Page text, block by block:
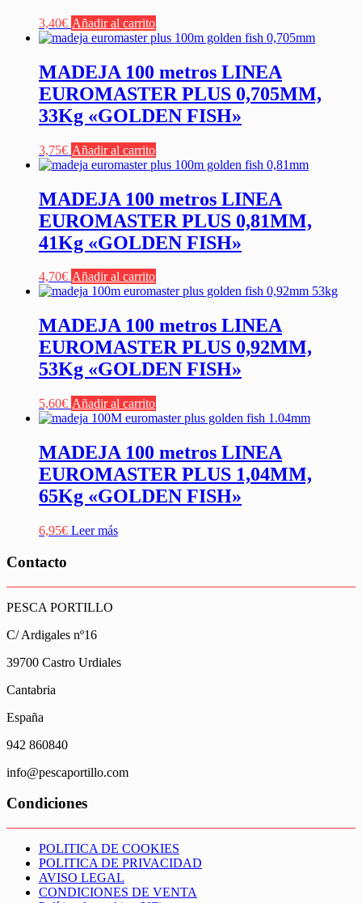
3,40€ Añadir al carrito
MADEJA 100 metros LINEA
EUROMASTER PLUS 0,705MM,
33Kg «GOLDEN FISH»
3,75€ Añadir al carrito
MADEJA 100 metros LINEA
EUROMASTER PLUS 0,81MM,
41Kg «GOLDEN FISH»
4,70€ Añadir al carrito
MADEJA 100 metros LINEA
EUROMASTER PLUS 0,92MM,
53Kg «GOLDEN FISH»
5,60€ Añadir al carrito
MADEJA 100 metros LINEA
EUROMASTER PLUS 1,04MM,
65Kg «GOLDEN FISH»
6,95€ Leer más
Contacto
PESCA PORTILLO
C/ Ardigales nº16
39700 Castro Urdiales
Cantabria
España
942 860840
info@pescaportillo.com
Condiciones
POLITICA DE COOKIES
POLITICA DE PRIVACIDAD
AVISO LEGAL
CONDICIONES DE VENTA